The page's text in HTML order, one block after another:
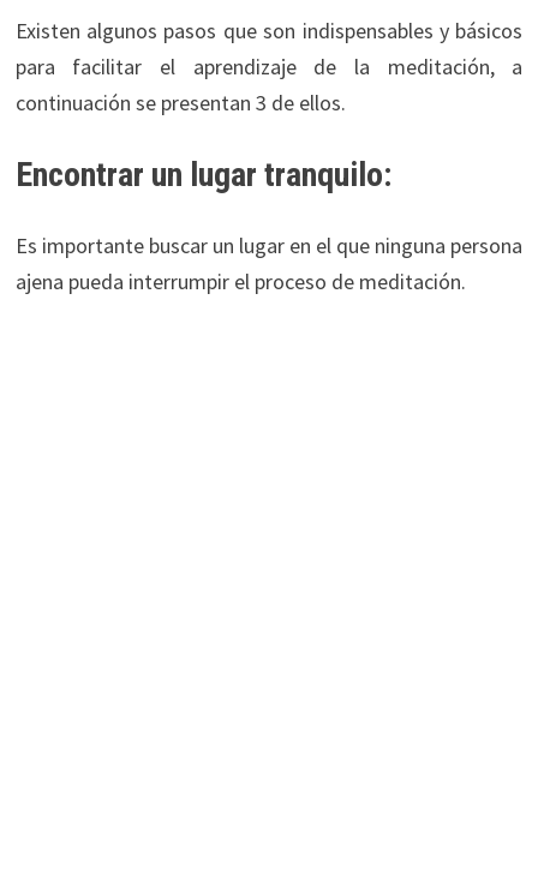
Existen algunos pasos que son indispensables y básicos
para facilitar el aprendizaje de la meditación, a
continuación se presentan 3 de ellos.
Encontrar un lugar tranquilo:
Es importante buscar un lugar en el que ninguna persona
ajena pueda interrumpir el proceso de meditación.